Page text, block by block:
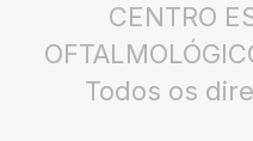
CENTRO
Todos os